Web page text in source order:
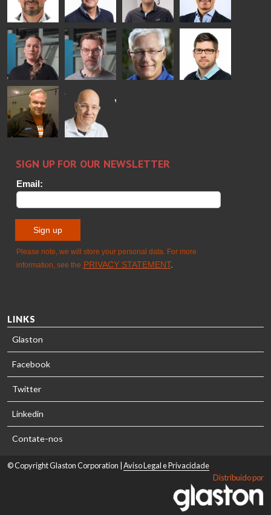
Bertrand
Cazes
Simo
Salminen
GLASTON
FINLAND OY
Flavio
Martinho
Peter
Nischwitz
GLASTON
Alessa
Koskinen
Sakari
Palokangas
TREATMENT
- GLASTON
Timm
LINKS
Glaston
Facebook
Twitter
Linkedin
Contate-nos
© Copyright Glaston Corporation | Aviso Legal e Privacidade
Distribuído por